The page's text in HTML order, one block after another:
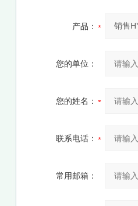
产品：
您的单位：
您的姓名：
联系电话：
常用邮箱：